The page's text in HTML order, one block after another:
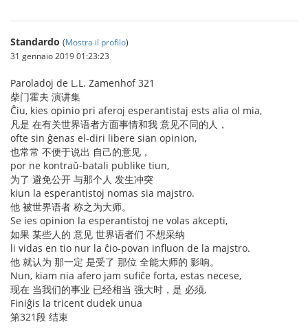
Standardo (Mostra il profilo)
31 gennaio 2019 01:23:23
Paroladoj de L.L. Zamenhof 321
柴门霍夫 演讲集
Ĉiu, kies opinio pri aferoj esperantistaj ests alia ol mia,
凡是 在有关世界语者方面事情和我 意见不同的人，
ofte sin ĝenas el-diri libere sian opinion,
也常常 不便于说出 自己的意见，
por ne kontraŭ-batali publike tiun,
为了 避免公开 与那个人 发生冲突
kiun la esperantistoj nomas sia majstro.
他 被世界语者 称之为大师。
Se ies opinion la esperantistoj ne volas akcepti,
如果 某些人的 意见 世界语者们 不想采纳
li vidas en tio nur la ĉio-povan influon de la majstro.
他 就认为 那一定 是受了 那位 全能大师的 影响。
Nun, kiam nia afero jam sufiĉe forta, estas necese,
现在 当我们的事业 已经相当 强大时，是 必须,
Finiĝis la tricent dudek unua
第321段 结束